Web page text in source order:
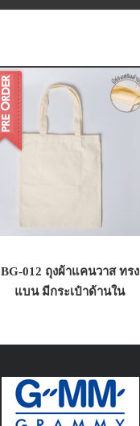
BG-012 ถุงผ้าแคนวาส ทรง
แบน มีกระเป๋าด้านใน